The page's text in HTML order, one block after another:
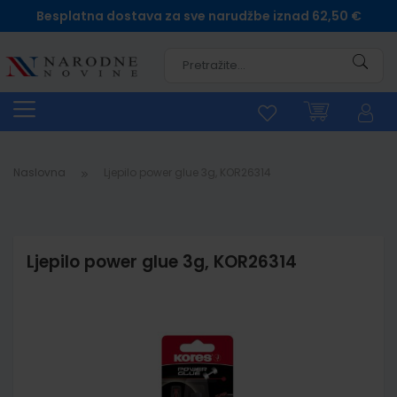
Besplatna dostava za sve narudžbe iznad 62,50 €
Naslovna
Ljepilo power glue 3g, KOR26314